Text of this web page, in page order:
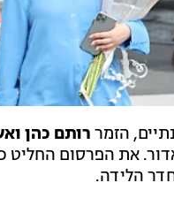
הזמר רותם כהן
את הפרסום
הלידה.